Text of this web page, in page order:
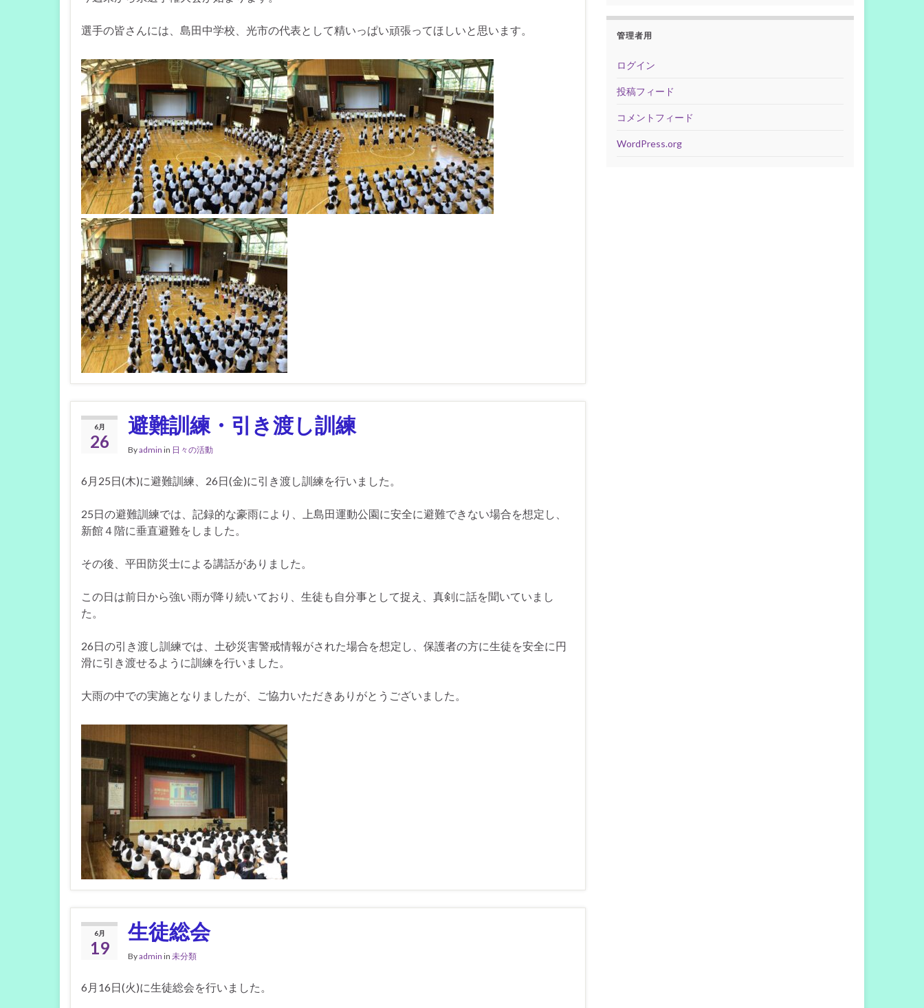
選手の皆さんには、島田中学校、光市の代表として精いっぱい頑張ってほしいと思います。
6月
26
避難訓練・引き渡し訓練
Byadmin in 日々の活動
6月25日(木)に避難訓練、26日(金)に引き渡し訓練を行いました。
25日の避難訓練では、記録的な豪雨により、上島田運動公園に安全に避難できない場合を想定し、
新館４階に垂直避難をしました。
その後、平田防災士による講話がありました。
この日は前日から強い雨が降り続いており、生徒も自分事として捉え、真剣に話を聞いていまし
た。
26日の引き渡し訓練では、土砂災害警戒情報がされた場合を想定し、保護者の方に生徒を安全に円
滑に引き渡せるように訓練を行いました。
大雨の中での実施となりましたが、ご協力いただきありがとうございました。
6月
19
生徒総会
Byadmin in 未分類
6月16日(火)に生徒総会を行いました。
管理者用
ログイン
投稿フィード
コメントフィード
WordPress.org